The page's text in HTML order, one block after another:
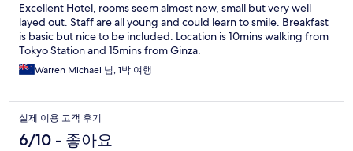
Excellent Hotel, rooms seem almost new, small but very well
layed out. Staff are all young and could learn to smile. Breakfast
is basic but nice to be included. Location is 10mins walking from
Tokyo Station and 15mins from Ginza.
Warren Michael 님, 1박 여행
실제 이용 고객 후기
6/10 - 좋아요